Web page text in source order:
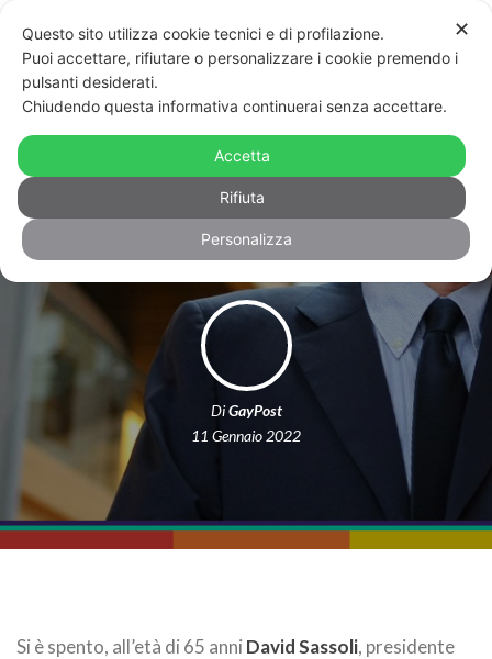
Addio a David Sassoli, presidente del
parlamento europeo a favore dei
diritti
DiGayPost
11 Gennaio 2022
Si è spento, all’età di 65 anni David Sassoli, presidente
✕
Questo sito utilizza cookie tecnici e di profilazione.
Puoi accettare, rifiutare o personalizzare i cookie premendo i
pulsanti desiderati.
Chiudendo questa informativa continuerai senza accettare.
Accetta
Rifiuta
Personalizza